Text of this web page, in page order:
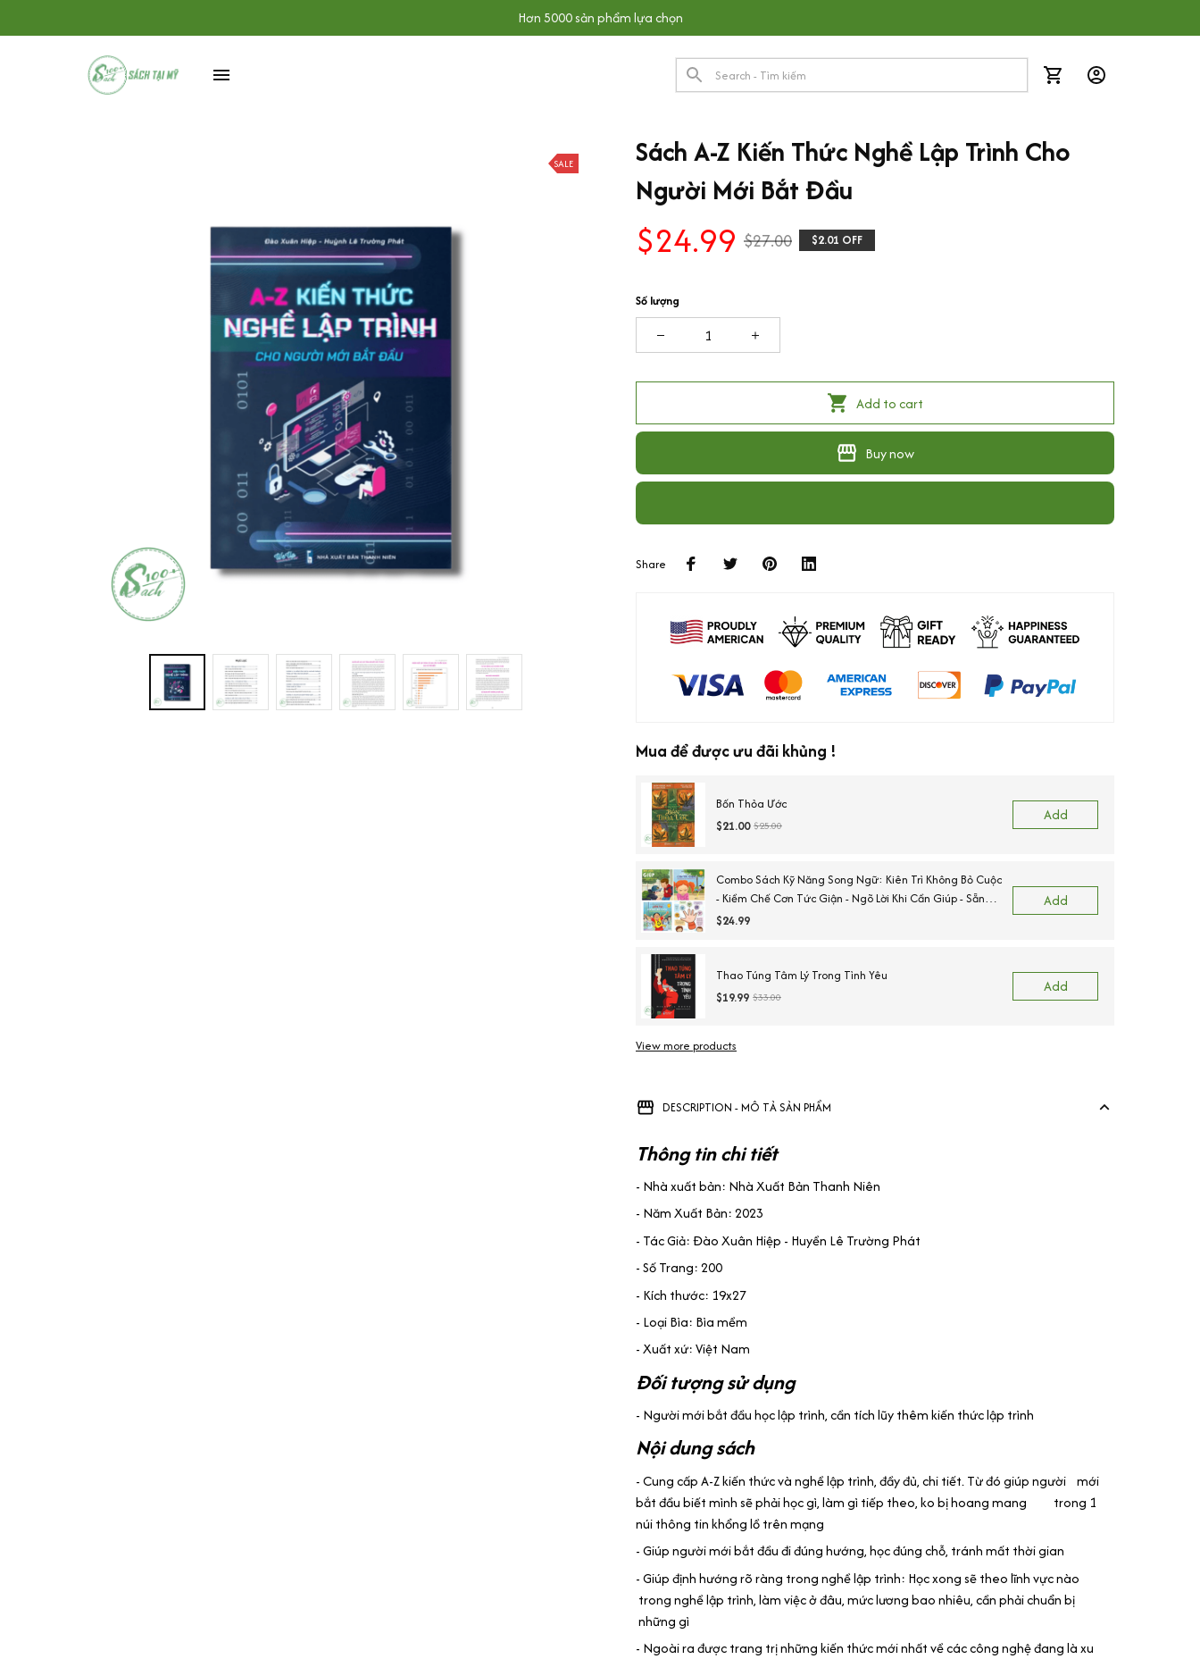
Hơn 5000 sản phẩm lựa chọn
SALE
Sách A-Z Kiến Thức Nghề Lập Trình Cho
Người Mới Bắt Đầu
$24.99 $27.00 $2.01 OFF
Số lượng
Add to cart
Buy now
Share
Mua để được ưu đãi khủng !
Bốn Thỏa Ước
$21.00 $25.00
Add
Combo Sách Kỹ Năng Song Ngữ: Kiên Trì Không Bỏ Cuộc
- Kiềm Chế Cơn Tức Giận - Ngõ Lời Khi Cần Giúp - Sẵn
Sàng Để Đến Trường.
$24.99
Add
Thao Túng Tâm Lý Trong Tình Yêu
$19.99 $33.00
Add
View more products
DESCRIPTION - MÔ TẢ SẢN PHẨM
Thông tin chi tiết
- Nhà xuất bản: Nhà Xuất Bản Thanh Niên
- Năm Xuất Bản: 2023
- Tác Giả: Đào Xuân Hiệp - Huyền Lê Trường Phát
- Số Trang: 200
- Kích thước: 19x27
- Loại Bìa: Bìa mềm
- Xuất xứ: Việt Nam
Đối tượng sử dụng
- Người mới bắt đầu học lập trình, cần tích lũy thêm kiến thức lập trình
Nội dung sách
- Cung cấp A-Z kiến thức và nghề lập trình, đầy đủ, chi tiết. Từ đó giúp người mới
bắt đầu biết mình sẽ phải học gì, làm gì tiếp theo, ko bị hoang mang trong 1
núi thông tin khổng lồ trên mạng
- Giúp người mới bắt đầu đi đúng hướng, học đúng chỗ, tránh mất thời gian
- Giúp định hướng rõ ràng trong nghề lập trình: Học xong sẽ theo lĩnh vực nào
trong nghề lập trình, làm việc ở đâu, mức lương bao nhiêu, cần phải chuẩn bị
những gì
- Ngoài ra được trang trị những kiến thức mới nhất về các công nghệ đang là xu